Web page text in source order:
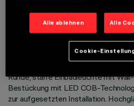
TECHNISCHE DATEN
LETZTES UPDATE: 01.08.2026
Runde, starre Einbauleuchte mit
Bestückung mit LED COB-
zur aufgesetzten Installation.
Alle ablehnen Alle
Cookie-